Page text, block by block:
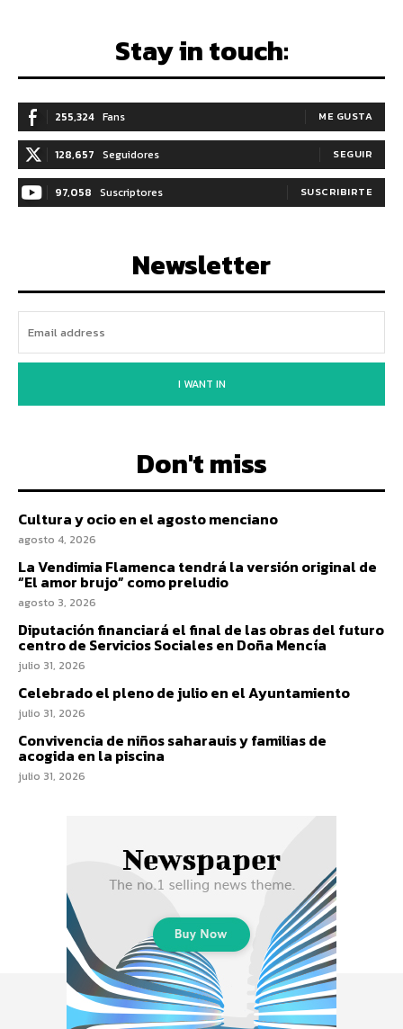
Stay in touch:
255,324 Fans ME GUSTA
128,657 Seguidores SEGUIR
97,058 Suscriptores SUSCRIBIRTE
Newsletter
I WANT IN
Don't miss
Cultura y ocio en el agosto menciano
agosto 4, 2026
La Vendimia Flamenca tendrá la versión original de
“El amor brujo” como preludio
agosto 3, 2026
Diputación financiará el final de las obras del futuro
centro de Servicios Sociales en Doña Mencía
julio 31, 2026
Celebrado el pleno de julio en el Ayuntamiento
julio 31, 2026
Convivencia de niños saharauis y familias de
acogida en la piscina
julio 31, 2026